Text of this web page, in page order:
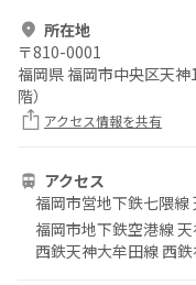
所在地
〒810-0001
福岡県 福岡市中央区天
階）
アクセス情報を共有
アクセス
福岡市営地下鉄七隈線
福岡市地下鉄空港線
西鉄天神大牟田線 西